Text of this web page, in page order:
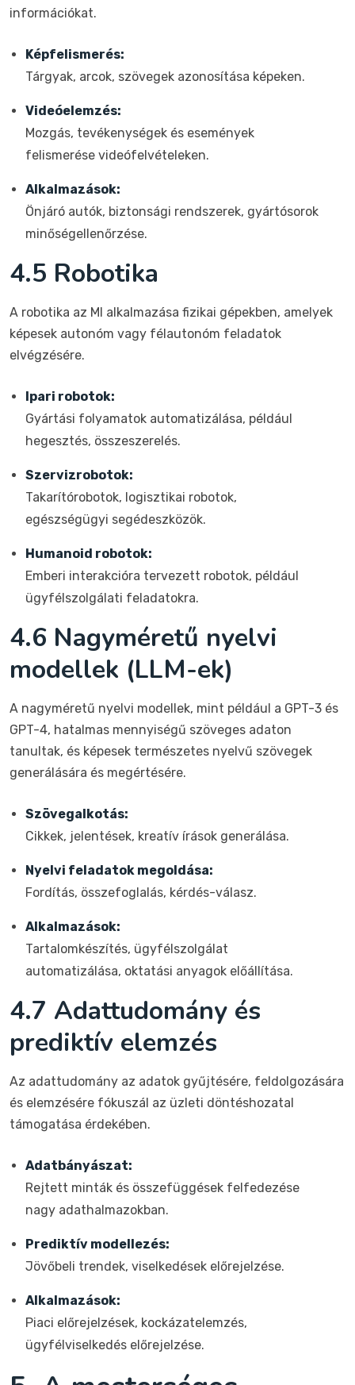
információkat.
Képfelismerés:
Tárgyak, arcok, szövegek azonosítása képeken.
Videóelemzés:
Mozgás, tevékenységek és események
felismerése videófelvételeken.
Alkalmazások:
Önjáró autók, biztonsági rendszerek, gyártósorok
minőségellenőrzése.
4.5 Robotika
A robotika az MI alkalmazása fizikai gépekben, amelyek
képesek autonóm vagy félautonóm feladatok
elvégzésére.
Ipari robotok:
Gyártási folyamatok automatizálása, például
hegesztés, összeszerelés.
Szervizrobotok:
Takarítórobotok, logisztikai robotok,
egészségügyi segédeszközök.
Humanoid robotok:
Emberi interakcióra tervezett robotok, például
ügyfélszolgálati feladatokra.
4.6 Nagyméretű nyelvi
modellek (LLM-ek)
A nagyméretű nyelvi modellek, mint például a GPT-3 és
GPT-4, hatalmas mennyiségű szöveges adaton
tanultak, és képesek természetes nyelvű szövegek
generálására és megértésére.
Szövegalkotás:
Cikkek, jelentések, kreatív írások generálása.
Nyelvi feladatok megoldása:
Fordítás, összefoglalás, kérdés-válasz.
Alkalmazások:
Tartalomkészítés, ügyfélszolgálat
automatizálása, oktatási anyagok előállítása.
4.7 Adattudomány és
prediktív elemzés
Az adattudomány az adatok gyűjtésére, feldolgozására
és elemzésére fókuszál az üzleti döntéshozatal
támogatása érdekében.
Adatbányászat:
Rejtett minták és összefüggések felfedezése
nagy adathalmazokban.
Prediktív modellezés:
Jövőbeli trendek, viselkedések előrejelzése.
Alkalmazások:
Piaci előrejelzések, kockázatelemzés,
ügyfélviselkedés előrejelzése.